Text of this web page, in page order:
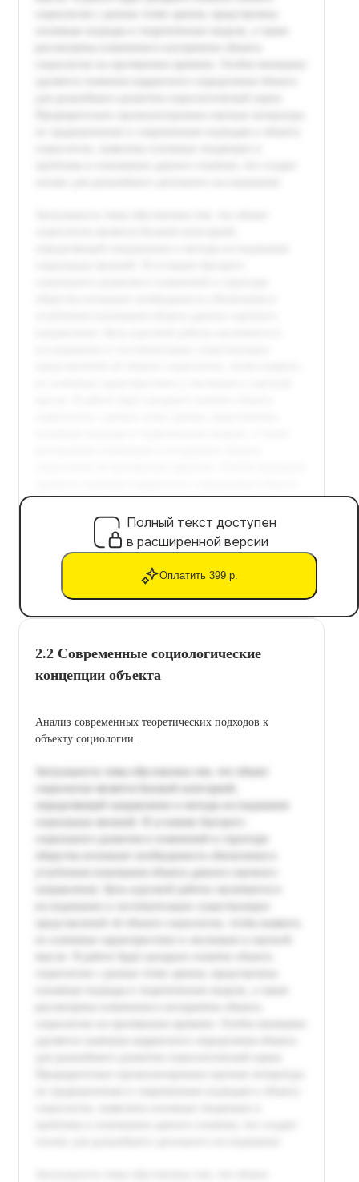
Полный текст доступен
в расширенной версии
Оплатить 399 р.
2.2 Современные социологические
концепции объекта
Анализ современных теоретических подходов к
объекту социологии.